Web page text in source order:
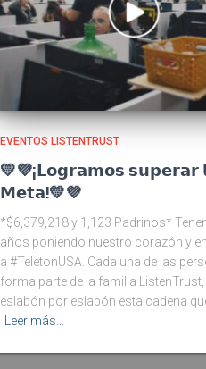
EVENTOS LISTENTRUST
💛💜¡𝗟𝗼𝗴𝗿𝗮𝗺𝗼𝘀 𝘀𝘂𝗽𝗲𝗿𝗮𝗿
𝗠𝗲𝘁𝗮!💛💜
*$6,379,218 y 1,123 Padrinos*
años poniendo nuestro corazón y
a #TeletonUSA. Cada una de las
forma parte de la familia
eslabón por eslabón esta cadena
Leer más…